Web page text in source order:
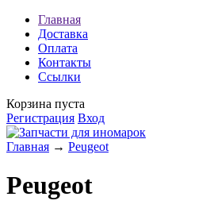
Главная
Доставка
Оплата
Контакты
Ссылки
Корзина пуста
Регистрация Вход
Главная → Peugeot
Peugeot